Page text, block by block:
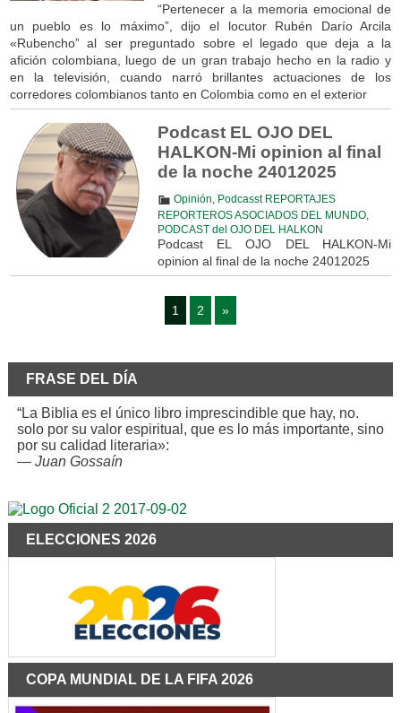
“Pertenecer a la memoria emocional de
un pueblo es lo máximo”, dijo el locutor Rubén Darío Arcila
«Rubencho” al ser preguntado sobre el legado que deja a la
afición colombiana, luego de un gran trabajo hecho en la radio y
en la televisión, cuando narró brillantes actuaciones de los
corredores colombianos tanto en Colombia como en el exterior
Podcast EL OJO DEL
HALKON-Mi opinion al final
de la noche 24012025
Opinión
Podcasst REPORTAJES
REPORTEROS ASOCIADOS DEL MUNDO,
PODCAST del OJO DEL HALKON
Podcast EL OJO DEL HALKON-Mi
opinion al final de la noche 24012025
1 2 »
FRASE DEL DÍA
“La Biblia es el único libro imprescindible que hay, no.
solo por su valor espiritual, que es lo más importante, sino
por su calidad literaria»:
— Juan Gossaín
ELECCIONES 2026
COPA MUNDIAL DE LA FIFA 2026